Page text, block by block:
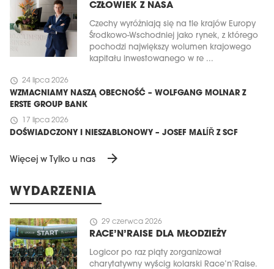
CZŁOWIEK Z NASA
Czechy wyróżniają się na tle krajów Europy
Środkowo-Wschodniej jako rynek, z którego
pochodzi największy wolumen krajowego
kapitału inwestowanego w re ...
schedule 24 lipca 2026
WZMACNIAMY NASZĄ OBECNOŚĆ – WOLFGANG MOLNAR Z
ERSTE GROUP BANK
schedule 17 lipca 2026
DOŚWIADCZONY I NIESZABLONOWY – JOSEF MALÍŘ Z SCF
Więcej w Tylko u nas arrow_forward
WYDARZENIA
schedule 29 czerwca 2026
RACE’N’RAISE DLA MŁODZIEŻY
Logicor po raz piąty zorganizował
charytatywny wyścig kolarski Race’n’Raise.